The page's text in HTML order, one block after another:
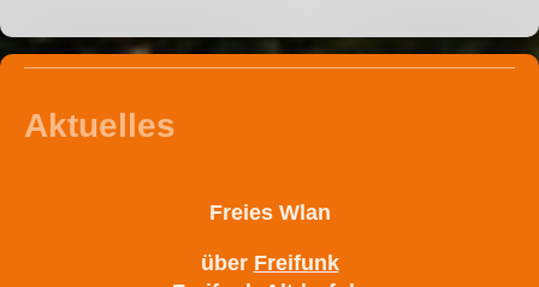
Aktuelles
Freies Wlan
über Freifunk